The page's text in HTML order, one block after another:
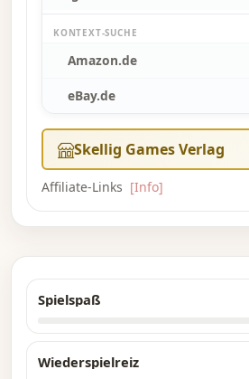
KONTEXT-SUCHE
Amazon.de
eBay.de
Skellig Games Verlag
Affiliate-Links [Info]
Spielspaß
Wiederspielreiz